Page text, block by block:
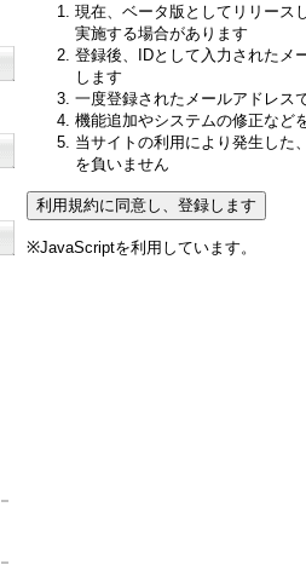
現在、ベータ版としてリリース
実施する場合があります
登録後、IDとして入力されたメ
します
一度登録されたメールアドレス
機能追加やシステムの修正など
当サイトの利用により発生した
を負いません
※JavaScriptを利用しています。